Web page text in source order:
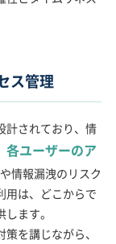
ス管理
計されており、情
各ユーザーのア
情報漏洩のリスク
用は、どこからで
ます。
を講じながら、